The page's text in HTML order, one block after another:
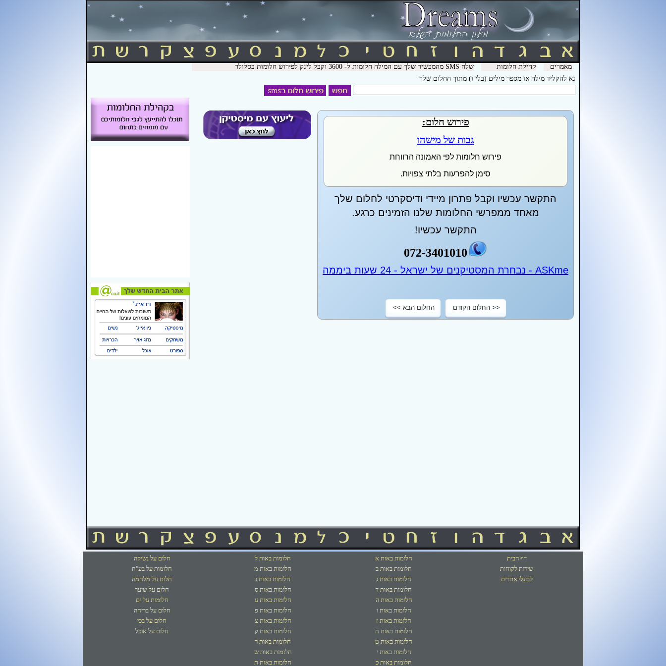
מאמרים קהילת חלומות
שלח SMS מהמכשיר שלך עם המילה חלומות ל- 3600 וקבל לינק לפירוש חלומות בסלולר
נא להקליד מילה או מספר מילים (בלי ו) מתוך החלום שלך
פירוש חלום:
גבות של מישהו
פירוש חלומות לפי האמונה הרווחת
סימן להפרעות בלתי צפויות.
התקשר עכשיו וקבל פתרון מיידי ודיסקרטי לחלום שלך
מאחד ממפרשי החלומות שלנו הזמינים כרגע.
התקשר עכשיו!
072-3401010
ASKme - נבחרת המסטיקנים של ישראל - 24 שעות ביממה
<< החלום הקודם החלום הבא >>
דף הבית
שירות לקוחות
לבעלי אתרים
חלומות באות א
חלומות באות ב
חלומות באות ג
חלומות באות ד
חלומות באות ה
חלומות באות ו
חלומות באות ז
חלומות באות ח
חלומות באות ט
חלומות באות י
חלומות באות כ
חלומות באות ל
חלומות באות מ
חלומות באות נ
חלומות באות ס
חלומות באות ע
חלומות באות פ
חלומות באות צ
חלומות באות ק
חלומות באות ר
חלומות באות ש
חלומות באות ת
חלום על נשיקה
חלומות על בע"ח
חלום על מלחמה
חלום על שיער
חלומות על ים
חלום על בריחה
חלום על בכי
חלום על אוכל